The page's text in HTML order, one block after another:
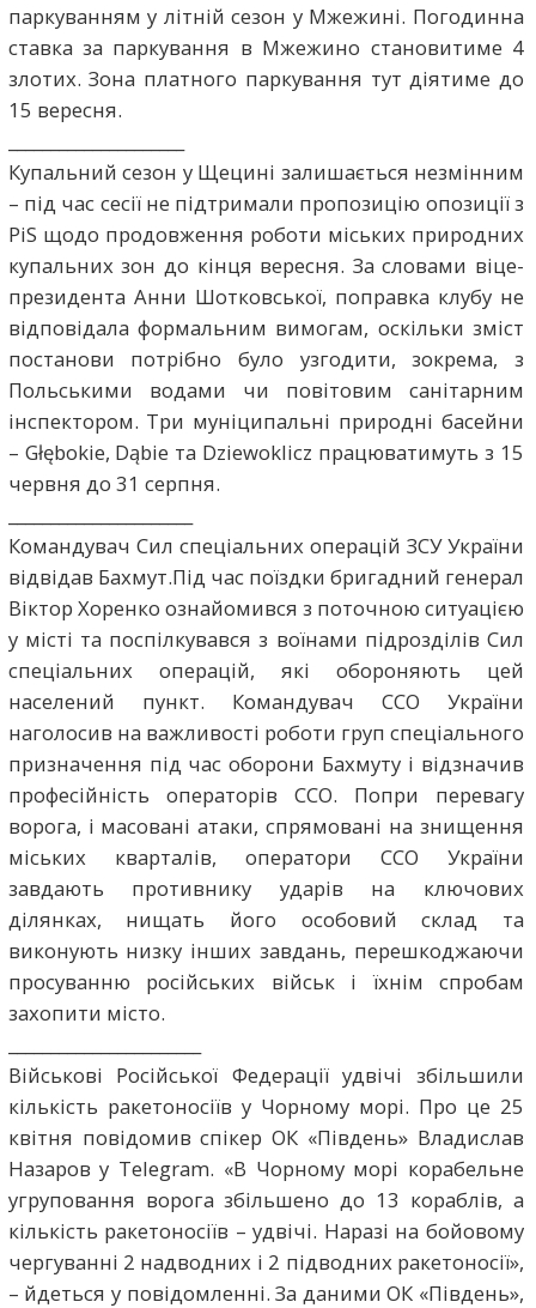
паркуванням у літній сезон у Мжежині. Погодинна
ставка за паркування в Мжежино становитиме 4
злотих. Зона платного паркування тут діятиме до
15 вересня.
Купальний сезон у Щецині залишається незмінним
– під час сесії не підтримали пропозицію опозиції з
PiS щодо продовження роботи міських природних
купальних зон до кінця вересня. За словами віце-
президента Анни Шотковської, поправка клубу не
відповідала формальним вимогам, оскільки зміст
постанови потрібно було узгодити, зокрема, з
Польськими водами чи повітовим санітарним
інспектором. Три муніципальні природні басейни
– Głębokie, Dąbie та Dziewoklicz працюватимуть з 15
червня до 31 серпня.
Командувач Сил спеціальних операцій ЗСУ України
відвідав Бахмут.Під час поїздки бригадний генерал
Віктор Хоренко ознайомився з поточною ситуацією
у місті та поспілкувався з воїнами підрозділів Сил
спеціальних операцій, які обороняють цей
населений пункт. Командувач ССО України
наголосив на важливості роботи груп спеціального
призначення під час оборони Бахмуту і відзначив
професійність операторів ССО. Попри перевагу
ворога, і масовані атаки, спрямовані на знищення
міських кварталів, оператори ССО України
завдають противнику ударів на ключових
ділянках, нищать його особовий склад та
виконують низку інших завдань, перешкоджаючи
просуванню російських військ і їхнім спробам
захопити місто.
Військові Російської Федерації удвічі збільшили
кількість ракетоносіїв у Чорному морі. Про це 25
квітня повідомив спікер ОК «Південь» Владислав
Назаров у Telegram. «В Чорному морі корабельне
угруповання ворога збільшено до 1️3️ кораблів, а
кількість ракетоносіїв – удвічі. Наразі на бойовому
чергуванні 2️ надводних і 2️ підводних ракетоносії»,
– йдеться у повідомленні. За даними ОК «Південь»,